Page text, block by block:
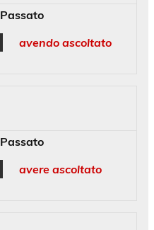
Passato
avendo ascoltato
Passato
avere ascoltato